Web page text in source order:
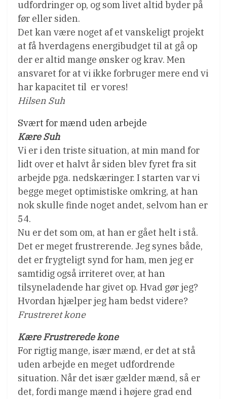
udfordringer op, og som livet altid byder på
før eller siden.
Det kan være noget af et vanskeligt projekt
at få hverdagens energibudget til at gå op 
der er altid mange ønsker og krav. Men
ansvaret for at vi ikke forbruger mere end vi
har kapacitet til  er vores!
Hilsen Suh
Svært for mænd uden arbejde
Kære Suh
Vi er i den triste situation, at min mand for
lidt over et halvt år siden blev fyret fra sit
arbejde pga. nedskæringer. I starten var vi
begge meget optimistiske omkring, at han
nok skulle finde noget andet, selvom han er
54.
Nu er det som om, at han er gået helt i stå.
Det er meget frustrerende. Jeg synes både,
det er frygteligt synd for ham, men jeg er
samtidig også irriteret over, at han
tilsyneladende har givet op. Hvad gør jeg?
Hvordan hjælper jeg ham bedst videre?
Frustreret kone
Kære Frustrerede kone
For rigtig mange, især mænd, er det at stå
uden arbejde en meget udfordrende
situation. Når det især gælder mænd, så er
det, fordi mange mænd i højere grad end